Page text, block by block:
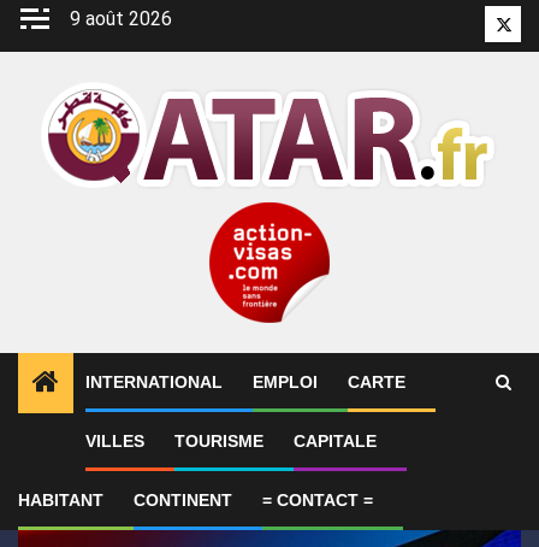
Aller
9 août 2026
INTERNATIONAL EMPLOI CARTE
VILLES TOURISME CAPITALE
HABITANT CONTINENT = CONTACT =
ALERTES INFO 1 GP de Grande-Bretagne –